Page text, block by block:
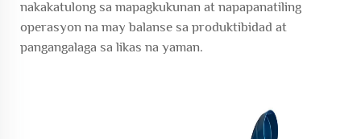
nakakatulong sa mapagkukunan at napapanatiling
operasyon na may balanse sa produktibidad at
pangangalaga sa likas na yaman.